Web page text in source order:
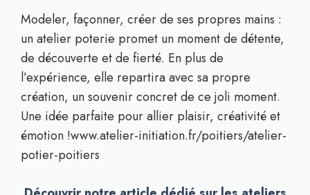
Modeler, façonner, créer de ses propres mains :
un atelier poterie promet un moment de détente,
de découverte et de fierté. En plus de
l’expérience, elle repartira avec sa propre
création, un souvenir concret de ce joli moment.
Une idée parfaite pour allier plaisir, créativité et
émotion !www.atelier-initiation.fr/poitiers/atelier-
potier-poitiers